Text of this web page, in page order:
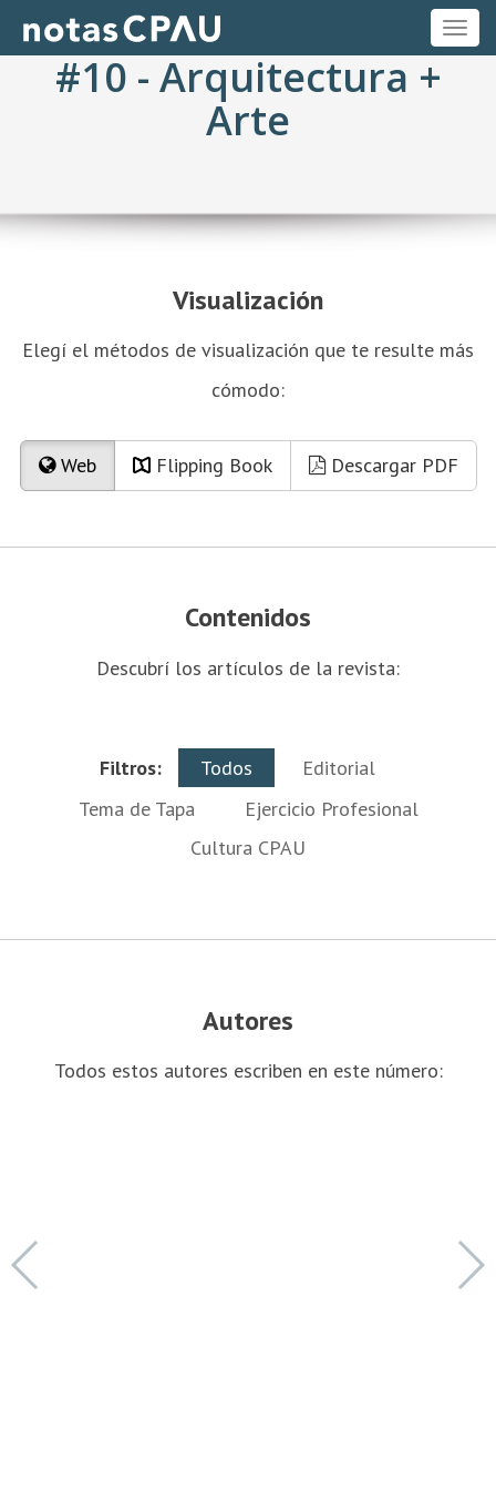
#10 - Arquitectura +
Arte
Visualización
Elegí el métodos de visualización que te resulte más
cómodo:
Web Flipping Book Descargar PDF
Contenidos
Descubrí los artículos de la revista:
Filtros: Todos
Editorial
Tema de Tapa
Ejercicio Profesional
Cultura CPAU
Autores
Todos estos autores escriben en este número: